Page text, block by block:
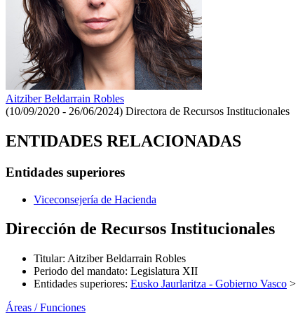
Aitziber Beldarrain Robles
(10/09/2020 - 26/06/2024) Directora de Recursos Institucionales
ENTIDADES RELACIONADAS
Entidades superiores
Viceconsejería de Hacienda
Dirección de Recursos Institucionales
Titular: Aitziber Beldarrain Robles
Periodo del mandato: Legislatura XII
Entidades superiores: Eusko Jaurlaritza - Gobierno Vasco >
Áreas / Funciones